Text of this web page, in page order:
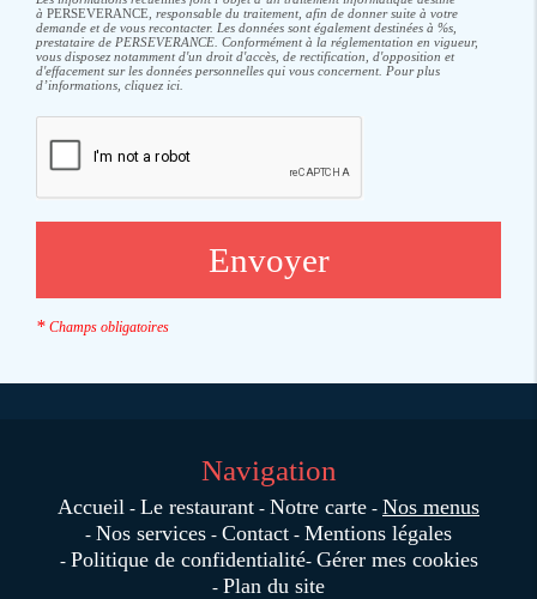
à PERSEVERANCE , responsable du traitement, afin de donner suite à votre
demande et de vous recontacter. Les données sont également destinées à %s,
prestataire de PERSEVERANCE. Conformément à la réglementation en vigueur,
vous disposez notamment d'un droit d'accès, de rectification, d'opposition et
d'effacement sur les données personnelles qui vous concernent. Pour plus
d’informations, cliquez ici
* Champs obligatoires
Navigation
Accueil Le restaurant Notre carte
Nos menus
Nos services
Contact
Mentions légales
Politique de confidentialité Gérer mes cookies
Plan du site